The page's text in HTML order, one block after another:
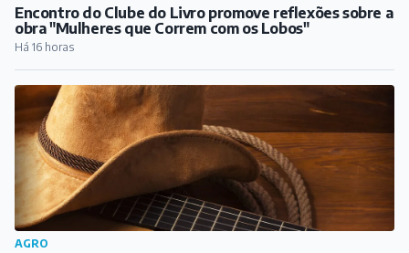
Encontro do Clube do Livro promove reflexões sobre a
obra "Mulheres que Correm com os Lobos"
Há 16 horas
AGRO